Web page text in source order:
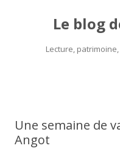
Le blog
Lecture,
Une semaine de
Angot